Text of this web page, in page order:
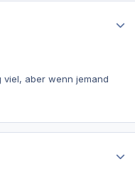
aber wenn jemand